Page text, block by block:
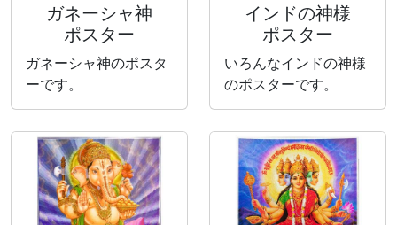
ガネーシャ神
ポスター
ガネーシャ神のポスタ
ーです。
インドの神様
ポスター
いろんなインドの神様
のポスターです。